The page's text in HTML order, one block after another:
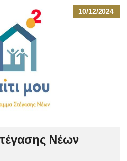
10/12/2024
Νέων